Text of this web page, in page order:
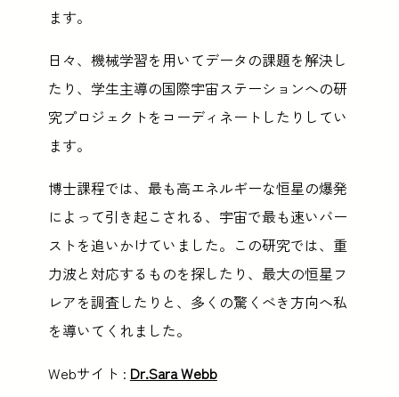
ます。
日々、機械学習を用いてデータの課題を解決し
たり、学生主導の国際宇宙ステーションへの研
究プロジェクトをコーディネートしたりしてい
ます。
博士課程では、最も高エネルギーな恒星の爆発
によって引き起こされる、宇宙で最も速いバー
ストを追いかけていました。この研究では、重
力波と対応するものを探したり、最大の恒星フ
レアを調査したりと、多くの驚くべき方向へ私
を導いてくれました。
Webサイト : Dr.Sara Webb